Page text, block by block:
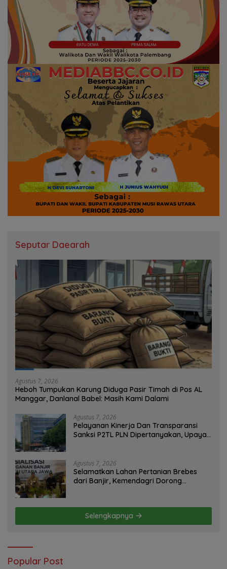
Seputar Daearah
Agustus 7, 2026
Heboh Tumpukan Karung Diduga Pasir Timah di Pos AL
Manggar, Danlanal Babel: Masih Kami Dalami
Agustus 7, 2026
Pelayanan Kinerja Dan Transparansi
Sanksi P2TL PLN Dipertanyakan, Upaya
Agustus 7, 2026
Selamatkan Lahan Pertanian Brebes
dari Banjir, Kemendagri Dorong
Selengkapnya
Popular Post